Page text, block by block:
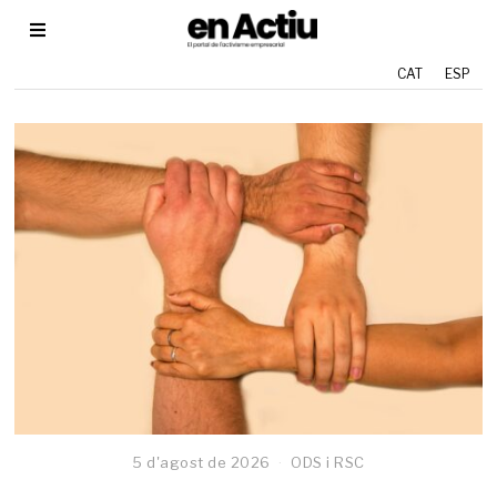
CAT ESP
5 d'agost de 2026
2
ODS i RSC